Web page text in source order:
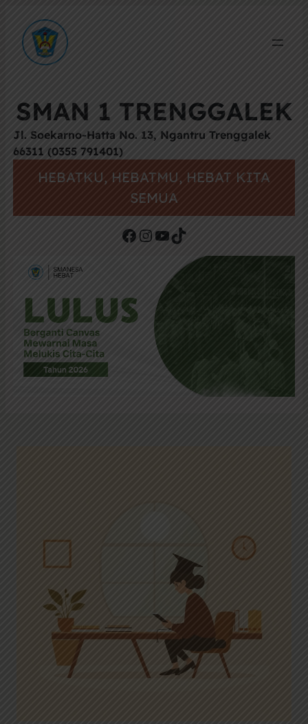
SMAN 1 TRENGGALEK
Jl. Soekarno-Hatta No. 13, Ngantru Trenggalek
66311 (0355 791401)
HEBATKU, HEBATMU, HEBAT KITA
SEMUA
Facebook
Instagram
YouTube
TikTok